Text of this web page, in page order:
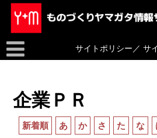
サイトポリシー ／サ
企業ＰＲ
新着順 あ か さ た な